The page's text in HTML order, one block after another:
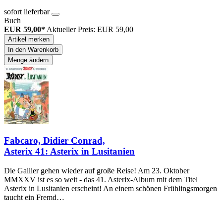
sofort lieferbar
Buch
EUR 59,00*Aktueller Preis: EUR 59,00
Artikel merken
In den Warenkorb
Menge ändern
Fabcaro, Didier Conrad,
Asterix 41: Asterix in Lusitanien
Die Gallier gehen wieder auf große Reise! Am 23. Oktober
MMXXV ist es so weit - das 41. Asterix-Album mit dem Titel
Asterix in Lusitanien erscheint! An einem schönen Frühlingsmorgen
taucht ein Fremd…